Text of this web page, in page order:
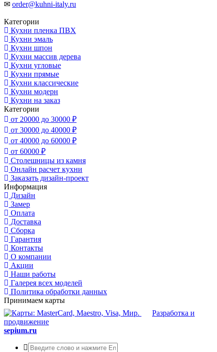
✉ order@kuhni-italy.ru
Категории
Кухни пленка ПВХ
Кухни эмаль
Кухни шпон
Кухни массив дерева
Кухни угловые
Кухни прямые
Кухни классические
Кухни модерн
Кухни на заказ
Категории
от 20000 до 30000 ₽
от 30000 до 40000 ₽
от 40000 до 60000 ₽
от 60000 ₽
Столешницы из камня
Онлайн расчет кухни
Заказать дизайн-проект
Информация
Дизайн
Замер
Оплата
Доставка
Сборка
Гарантия
Контакты
О компании
Акции
Наши работы
Галерея всех моделей
Политика обработки данных
Принимаем карты
Разработка и
продвижение
sepium.ru